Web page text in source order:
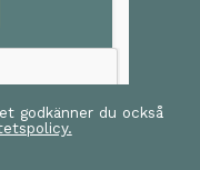
godkänner du också